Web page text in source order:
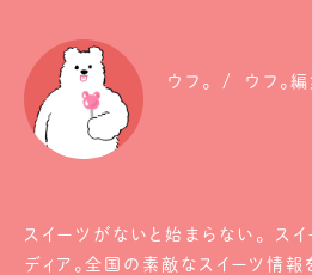
ウフ。 ウフ。
スイーツがないと始まらない。 ス
ディア。全国の素敵なスイーツ情報